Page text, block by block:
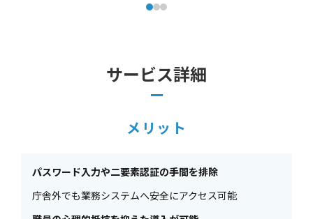
サービス詳細
メリット
パスワード入力や二要素認証の手間を排除
庁舎外でも業務システムへ安全にアクセス可能